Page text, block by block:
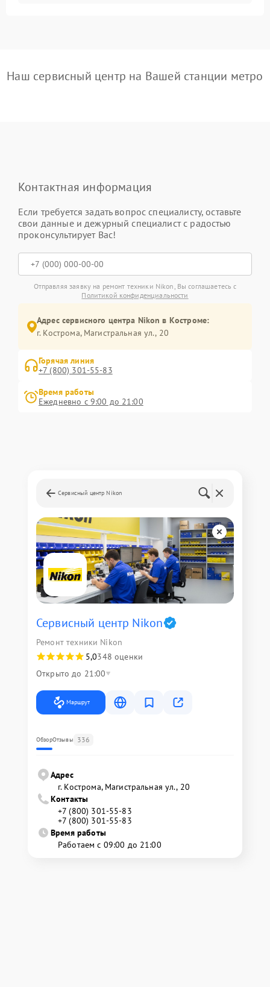
Наш сервисный центр на Вашей станции метро
Контактная информация
Если требуется задать вопрос специалисту, оставьте
свои данные и дежурный специалист с радостью
проконсультирует Вас!
Отправляя заявку на ремонт техники Nikon, Вы соглашаетесь с
Политикой конфиденциальности
Адрес сервисного центра Nikon в Костроме:
г. Кострома, Магистральная ул., 20
Горячая линия
+7 (800) 301-55-83
Время работы
Ежедневно с 9:00 до 21:00
Сервисный центр Nikon
Сервисный центр Nikon
Ремонт техники Nikon
5,0348 оценки
Открыто до 21:00
Маршрут
ОбзорОтзывы 336
Адрес
г. Кострома, Магистральная ул., 20
Контакты
+7 (800) 301-55-83
+7 (800) 301-55-83
Время работы
Работаем с 09:00 до 21:00